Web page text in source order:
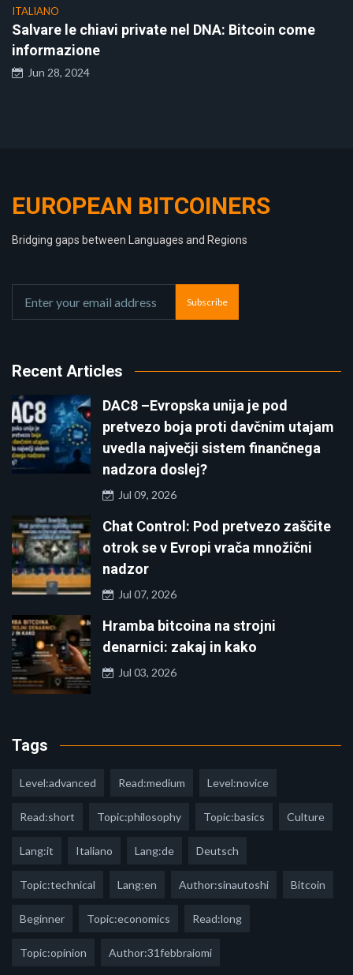
ITALIANO
Salvare le chiavi private nel DNA: Bitcoin come
informazione
Jun 28, 2024
EUROPEAN BITCOINERS
Bridging gaps between Languages and Regions
Subscribe
Recent Articles
DAC8 –Evropska unija je pod
pretvezo boja proti davčnim utajam
uvedla največji sistem finančnega
nadzora doslej?
Jul 09, 2026
Chat Control: Pod pretvezo zaščite
otrok se v Evropi vrača množični
nadzor
Jul 07, 2026
Hramba bitcoina na strojni
denarnici: zakaj in kako
Jul 03, 2026
Tags
Level:advanced Read:medium Level:novice
Read:short Topic:philosophy Topic:basics Culture
Lang:it Italiano Lang:de Deutsch
Topic:technical Lang:en Author:sinautoshi Bitcoin
Beginner Topic:economics Read:long
Topic:opinion Author:31febbraiomi